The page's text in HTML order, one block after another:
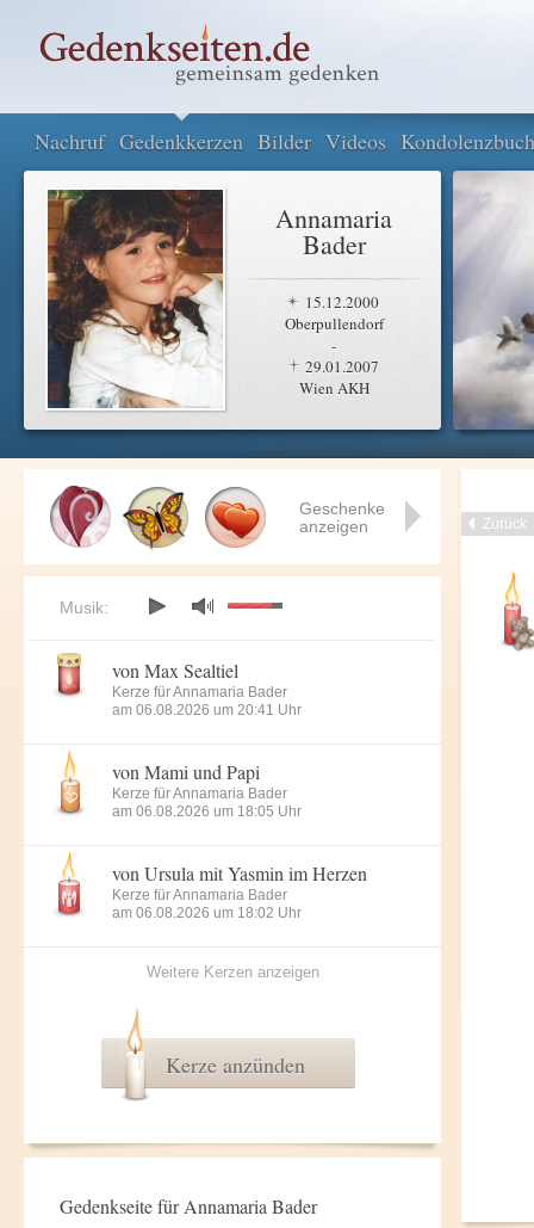
Nachruf Gedenkkerzen Bilder Videos Kondolenzbuch
Annamaria
Bader
15.12.2000
Oberpullendorf
-
29.01.2007
Wien AKH
Zurück
Geschenke
anzeigen
Musik:
von Max Sealtiel
Kerze für Annamaria Bader
am 06.08.2026 um 20:41 Uhr
von Mami und Papi
Kerze für Annamaria Bader
am 06.08.2026 um 18:05 Uhr
von Ursula mit Yasmin im Herzen
Kerze für Annamaria Bader
am 06.08.2026 um 18:02 Uhr
Weitere Kerzen anzeigen
Kerze anzünden
Gedenkseite für Annamaria Bader